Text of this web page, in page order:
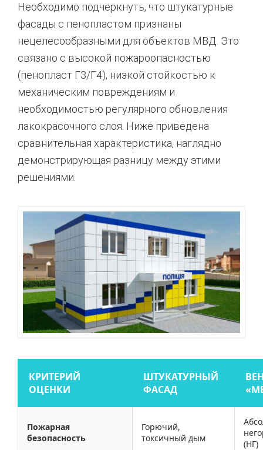
Необходимо подчеркнуть, что штукатурные
фасады с пенопластом признаны
нецелесообразными для объектов МВД. Это
связано с высокой пожароопасностью
(пенопласт Г3/Г4), низкой стойкостью к
механическим повреждениям и
необходимостью регулярного обновления
лакокрасочного слоя. Ниже приведена
сравнительная характеристика, наглядно
демонстрирующая разницу между этими
решениями.
КРИТЕРИЙ
ОЦЕНКИ
ШТУКАТУРНЫЙ
ФАСАД
Пожарная
безопасность
Горючий,
токсичный дым
(НГ)